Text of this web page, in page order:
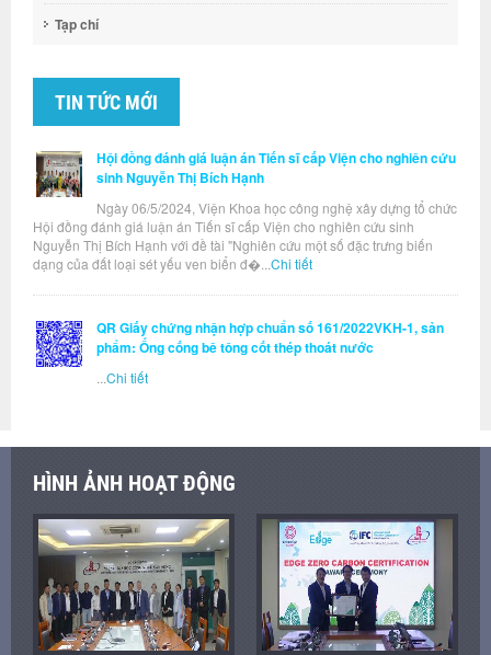
Tạp chí
TIN TỨC MỚI
Hội đồng đánh giá luận án Tiến sĩ cấp Viện cho nghiên cứu
sinh Nguyễn Thị Bích Hạnh
Ngày 06/5/2024, Viện Khoa học công nghệ xây dựng tổ chức
Hội đồng đánh giá luận án Tiến sĩ cấp Viện cho nghiên cứu sinh
Nguyễn Thị Bích Hạnh với đề tài "Nghiên cứu một số đặc trưng biến
dạng của đất loại sét yếu ven biển đ�... Chi tiết
QR Giấy chứng nhận hợp chuẩn số 161/2022VKH-1, sản
phẩm: Ống cống bê tông cốt thép thoát nước
Chi tiết
HÌNH ẢNH HOẠT ĐỘNG